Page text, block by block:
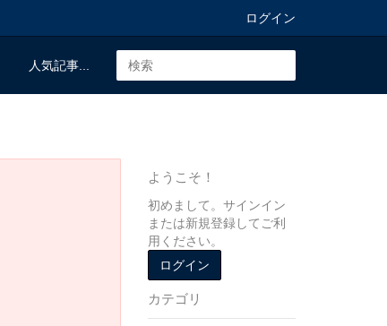
ログイン
人気記事...
ようこそ！
初めまして。サインイン
または新規登録してご利
用ください。
ログイン
カテゴリ